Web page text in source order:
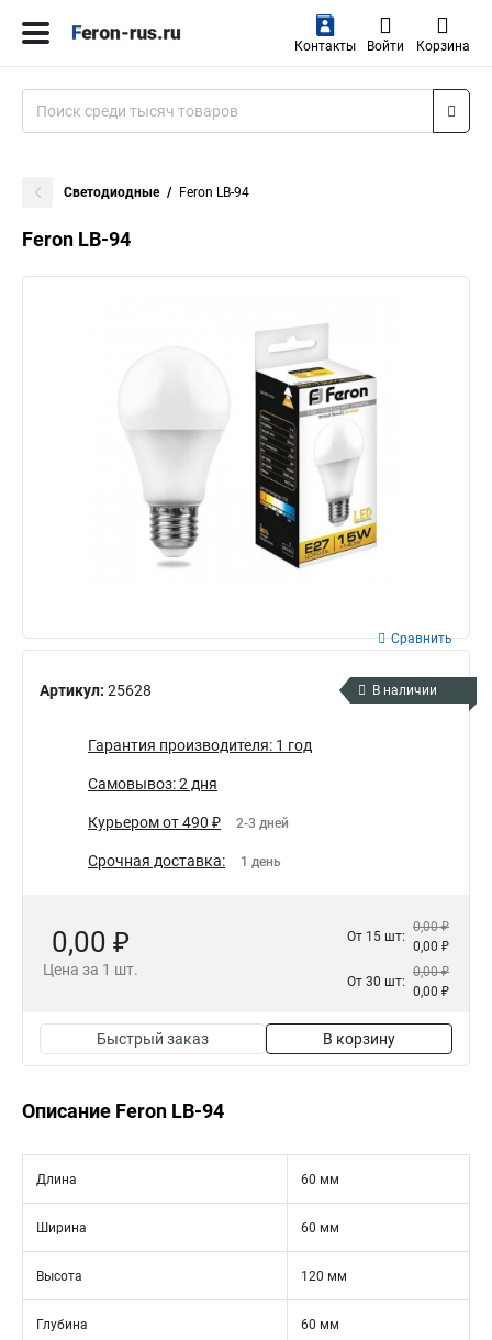
Контакты Войти Корзина
Светодиодные Feron LB-94
Feron LB-94
Артикул: 25628
Сравнить
В наличии
Гарантия производителя: 1 год
Самовывоз: 2 дня
Курьером от 490 ₽ 2-3 дней
Срочная доставка: 1 день
0,00 ₽
Цена за 1 шт.
От 15 шт:
0,00 ₽
0,00 ₽
От 30 шт:
0,00 ₽
0,00 ₽
Быстрый заказ В корзину
Описание Feron LB-94
Длина 60 мм
Ширина 60 мм
Высота 120 мм
Глубина 60 мм